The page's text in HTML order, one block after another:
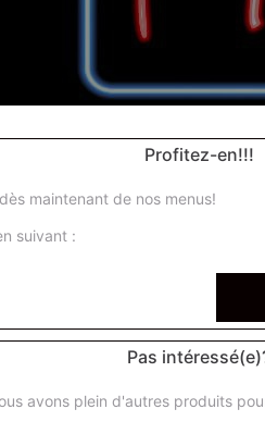
Profitez-en!!!
maintenant de nos menus!
suivant :
Pas
avons plein d'autres produits